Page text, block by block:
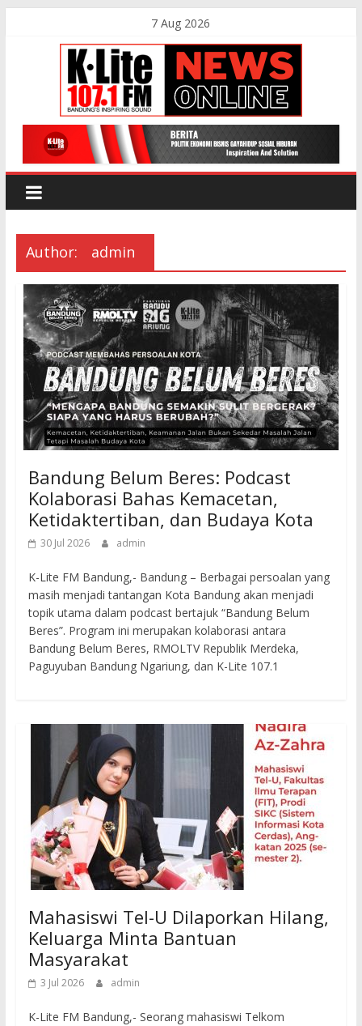
7 Aug 2026
K-
Lite
FM
Bandung
Online
News
Author: admin
Bandung Belum Beres: Podcast
Kolaborasi Bahas Kemacetan,
Ketidaktertiban, dan Budaya Kota
30 Jul 2026 admin
K-Lite FM Bandung,- Bandung – Berbagai persoalan yang
masih menjadi tantangan Kota Bandung akan menjadi
topik utama dalam podcast bertajuk “Bandung Belum
Beres”. Program ini merupakan kolaborasi antara
Bandung Belum Beres, RMOLTV Republik Merdeka,
Paguyuban Bandung Ngariung, dan K-Lite 107.1
Mahasiswi Tel-U Dilaporkan Hilang,
Keluarga Minta Bantuan
Masyarakat
3 Jul 2026 admin
K-Lite FM Bandung,- Seorang mahasiswi Telkom